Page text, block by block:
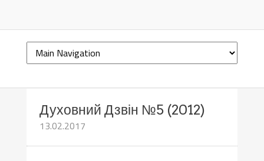
Духовний Дзвін №5 (2012)
13.02.2017